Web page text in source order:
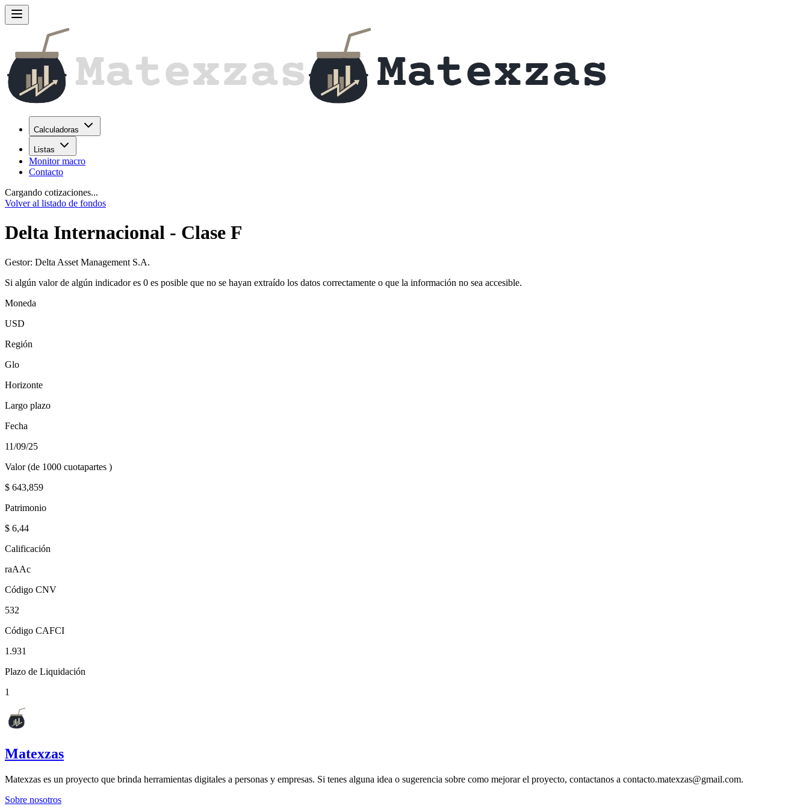
Calculadoras
Listas
Monitor macro
Contacto
Cargando cotizaciones...
Volver al listado de fondos
Delta Internacional - Clase F
Gestor: Delta Asset Management S.A.
Si algún valor de algún indicador es 0 es posible que no se hayan extraído los datos correctamente o que la información no sea accesible.
Moneda
USD
Región
Glo
Horizonte
Largo plazo
Fecha
11/09/25
Valor (de 1000 cuotapartes )
$ 643,859
Patrimonio
$ 6,44
Calificación
raAAc
Código CNV
532
Código CAFCI
1.931
Plazo de Liquidación
1
Matexzas
Matexzas es un proyecto que brinda herramientas digitales a personas y empresas. Si tenes alguna idea o sugerencia sobre como mejorar el proyecto, contactanos a contacto.matexzas@gmail.com.
Sobre nosotros